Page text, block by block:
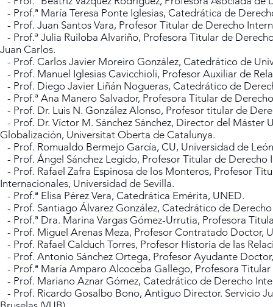
- Prof.ª María Teresa Ponte Iglesias, Catedrática de
- Prof. Juan Santos Vara, Profesor Titular de Derecho
- Prof.ª Julia Ruiloba Alvariño, Profesora Titular de
Juan Carlos.
- Prof. Carlos Javier Moreiro González, Catedrático de
- Prof. Manuel Iglesias Cavicchioli, Profesor Auxiliar de
- Prof. Diego Javier Liñán Nogueras, Catedrático de
- Prof.ª Ana Manero Salvador, Profesora Titular de
- Prof. Dr. Luis N. González Alonso, Profesor titular de
- Prof. Dr. Víctor M. Sánchez Sánchez, Director del Máster
Globalización, Universitat Oberta de Catalunya.
- Prof. Romualdo Bermejo García, CU, Universidad de
- Prof. Ángel Sánchez Legido, Profesor Titular de
- Prof. Rafael Zafra Espinosa de los Monteros, Profesor
Internacionales, Universidad de Sevilla.
- Prof.ª Elisa Pérez Vera, Catedrática Emérita, UNED.
- Prof. Santiago Álvarez González, Catedrático de
- Prof.ª Dra. Marina Vargas Gómez-Urrutia, Profesora
- Prof. Miguel Arenas Meza, Profesor Contratado Doctor,
- Prof. Rafael Calduch Torres, Profesor Historia de las
- Prof. Antonio Sánchez Ortega, Profesor Ayudante
- Prof.ª María Amparo Alcoceba Gallego, Profesora
- Prof. Mariano Aznar Gómez, Catedrático de Derecho
- Prof. Ricardo Gosalbo Bono, Antiguo Director. Servicio